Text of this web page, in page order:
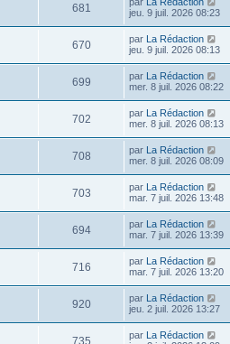
681
jeu. 9 juil. 2026 08:23
670 par La Rédaction
jeu. 9 juil. 2026 08:13
699 par La Rédaction
mer. 8 juil. 2026 08:22
702 par La Rédaction
mer. 8 juil. 2026 08:13
708 par La Rédaction
mer. 8 juil. 2026 08:09
703 par La Rédaction
mar. 7 juil. 2026 13:48
694 par La Rédaction
mar. 7 juil. 2026 13:39
716 par La Rédaction
mar. 7 juil. 2026 13:20
920 par La Rédaction
jeu. 2 juil. 2026 13:27
735 par La Rédaction